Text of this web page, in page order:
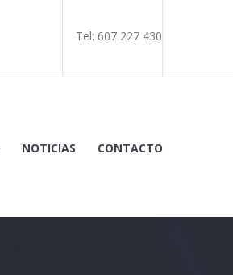
Tel: 607 227 430
NOTICIAS CONTACTO